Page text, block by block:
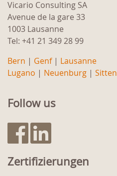
Vicario Consulting SA
Avenue de la gare 33
1003 Lausanne
Tel: +41 21 349 28 99
Bern | Genf| Lausanne
Lugano | Neuenburg | Sitten
Follow us
Zertifizierungen